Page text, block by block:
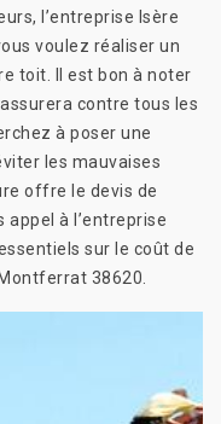
l’entreprise Isère
voulez réaliser un
toit. Il est bon à noter
contre tous les
à poser une
les mauvaises
offre le devis de
à l’entreprise
sur le coût de
38620.